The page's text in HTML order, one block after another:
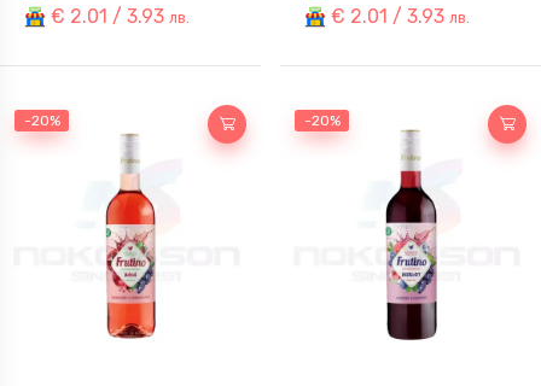
€ 2.01 / 3.93 лв. € 2.01 / 3.93 лв.
-20% -20%